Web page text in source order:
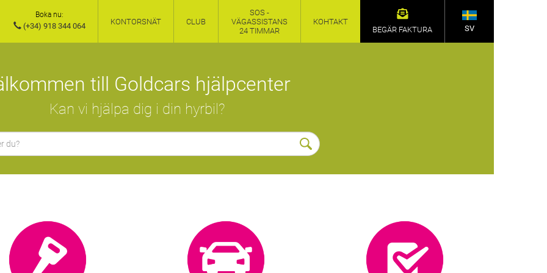
Boka nu:
(+34) 918 344 064 KONTORSNÄT CLUB
SOS -
VÄGASSISTANS
24 TIMMAR
КОНТАКТ
BEGÄR FAKTURA
SV
till Goldcars hjälpcenter
Kan vi hjälpa dig i din hyrbil?